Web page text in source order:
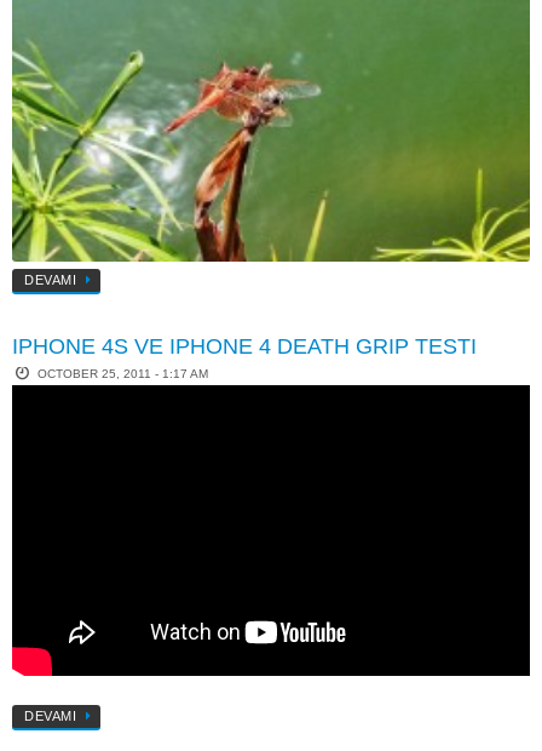
DEVAMI
IPHONE 4S VE IPHONE 4 DEATH GRIP TESTI
OCTOBER 25, 2011 - 1:17 AM
DEVAMI